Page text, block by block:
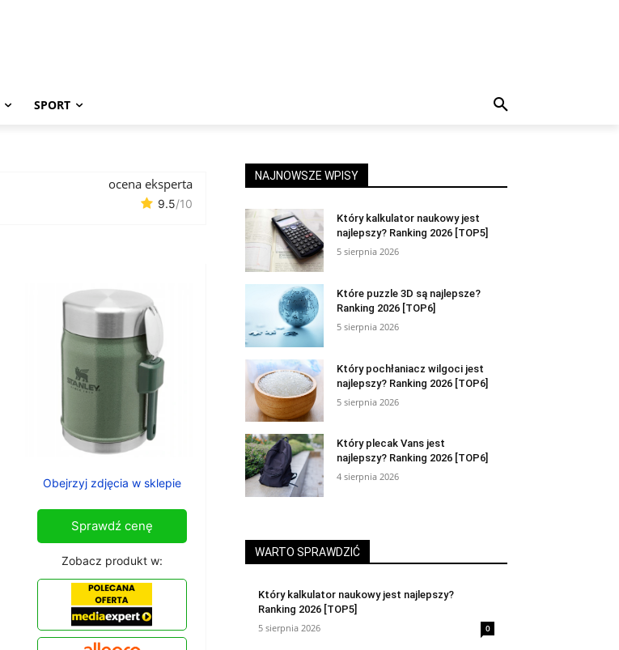
SPORT
ocena eksperta
9.5/10
Obejrzyj zdjęcia w sklepie
Sprawdź cenę
Zobacz produkt w:
NAJNOWSZE WPISY
Który kalkulator naukowy jest
najlepszy? Ranking 2026 [TOP5]
5 sierpnia 2026
Które puzzle 3D są najlepsze?
Ranking 2026 [TOP6]
5 sierpnia 2026
Który pochłaniacz wilgoci jest
najlepszy? Ranking 2026 [TOP6]
5 sierpnia 2026
Który plecak Vans jest
najlepszy? Ranking 2026 [TOP6]
4 sierpnia 2026
WARTO SPRAWDZIĆ
Który kalkulator naukowy jest najlepszy?
Ranking 2026 [TOP5]
5 sierpnia 2026
0